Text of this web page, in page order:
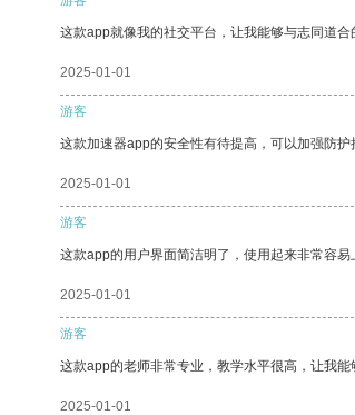
这款app就像我的社交平台，让我能够与志同道合
2025-01-01
游客
这款加速器app的安全性有待提高，可以加强防护
2025-01-01
游客
这款app的用户界面简洁明了，使用起来非常容
2025-01-01
游客
这款app的老师非常专业，教学水平很高，让我能
2025-01-01